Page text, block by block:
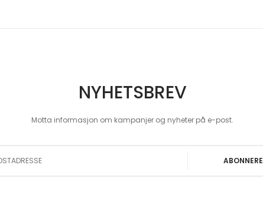
NYHETSBREV
Motta informasjon om kampanjer og nyheter på e-post.
ABONNERE